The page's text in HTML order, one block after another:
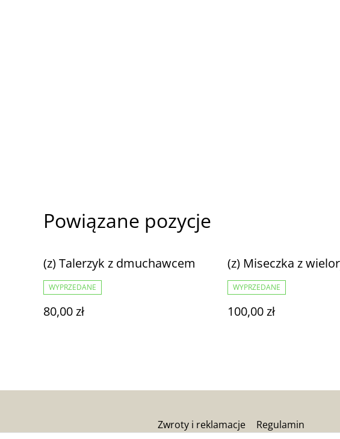
Powiązane pozycje
(z) Talerzyk z dmuchawcem
WYPRZEDANE
80,00 zł
(z) Miseczka z
WYPRZEDANE
100,00 zł
Zwroty i reklamacje Regulamin